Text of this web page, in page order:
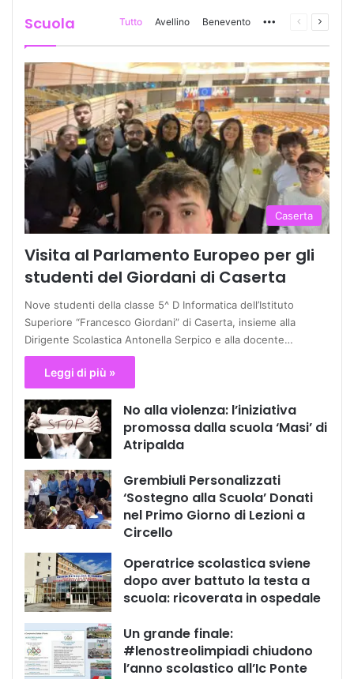
Scuola Tutto Avellino Benevento More Pagina
Caserta
Visita al Parlamento Europeo per gli
studenti del Giordani di Caserta
Nove studenti della classe 5^ D Informatica dell’Istituto
Superiore “Francesco Giordani” di Caserta, insieme alla
Dirigente Scolastica Antonella Serpico e alla docente…
Leggi di più »
No alla violenza: l’iniziativa
promossa dalla scuola ‘Masi’ di
Atripalda
Grembiuli Personalizzati
‘Sostegno alla Scuola’ Donati
nel Primo Giorno di Lezioni a
Circello
Operatrice scolastica sviene
dopo aver battuto la testa a
scuola: ricoverata in ospedale
Un grande finale:
#lenostreolimpiadi chiudono
l’anno scolastico all’Ic Ponte